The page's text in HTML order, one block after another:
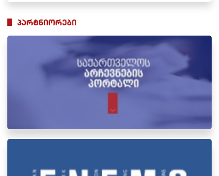
პარტნიორები